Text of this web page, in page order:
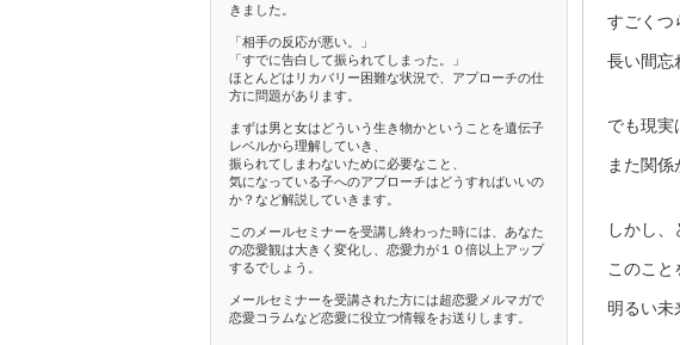
すごくつ
長い間忘
でも現実
また関係
しかし、
このこと
明るい未
きました。
「相手の反応が悪い。」
「すでに告白して振られてしまった。」
ほとんどはリカバリー困難な状況で、アプローチの仕
方に問題があります。
まずは男と女はどういう生き物かということを遺伝子
レベルから理解していき、
振られてしまわないために必要なこと、
気になっている子へのアプローチはどうすればいいの
か？など解説していきます。
このメールセミナーを受講し終わった時には、あなた
の恋愛観は大きく変化し、恋愛力が１０倍以上アップ
するでしょう。
メールセミナーを受講された方には超恋愛メルマガで
恋愛コラムなど恋愛に役立つ情報をお送りします。